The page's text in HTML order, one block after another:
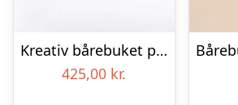
Kreativ bårebuket på stort blad – Blomster til begravelse
425,00 kr.